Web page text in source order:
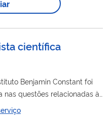
científica
Benjamin Constant foi
nas questões relacionadas à
associada a outras